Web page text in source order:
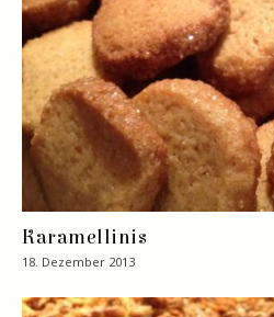
Karamellinis
18. Dezember 2013